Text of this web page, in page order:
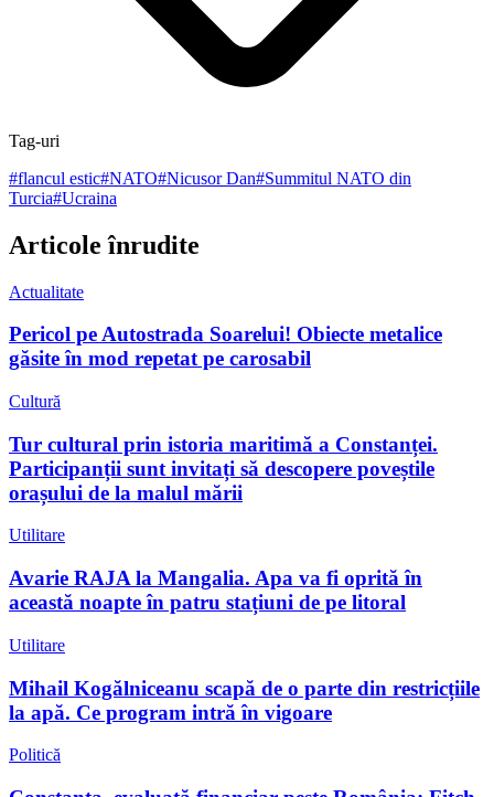
Tag-uri
#flancul estic#NATO#Nicusor Dan#Summitul NATO din
Turcia#Ucraina
Articole înrudite
Actualitate
Pericol pe Autostrada Soarelui! Obiecte metalice
găsite în mod repetat pe carosabil
Cultură
Tur cultural prin istoria maritimă a Constanței.
Participanții sunt invitați să descopere poveștile
orașului de la malul mării
Utilitare
Avarie RAJA la Mangalia. Apa va fi oprită în
această noapte în patru stațiuni de pe litoral
Utilitare
Mihail Kogălniceanu scapă de o parte din restricțiile
la apă. Ce program intră în vigoare
Politică